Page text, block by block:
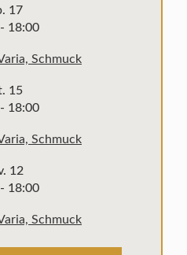
17
18:00
Schmuck
15
18:00
Schmuck
12
18:00
Schmuck